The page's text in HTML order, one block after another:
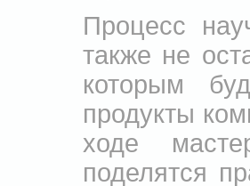
Процесс
также не
которым
продукты
ходе
поделятся